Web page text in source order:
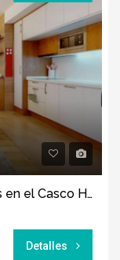
Magnífica vivienda de 2 dormitorios en el Casco Histórico de Córdoba
Detalles